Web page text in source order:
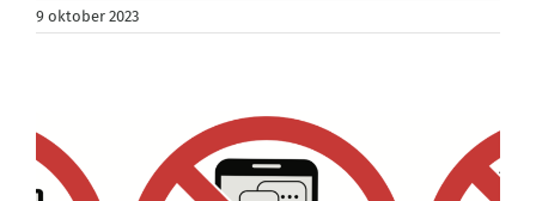
9 oktober 2023